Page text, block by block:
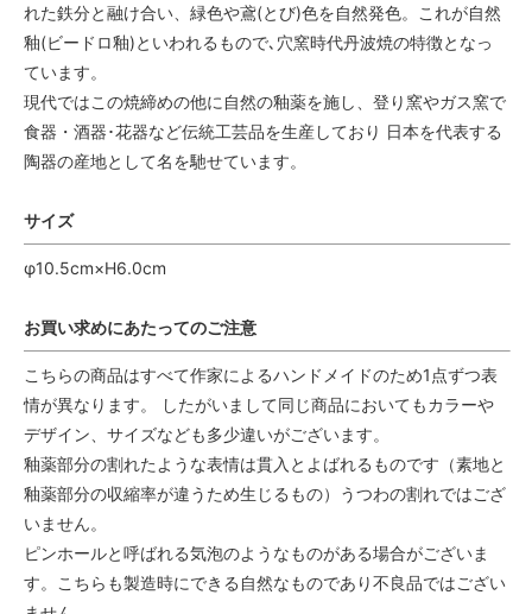
れた鉄分と融け合い、緑色や鳶(とび)色を自然発色。これが自然
釉(ビードロ釉)といわれるもので､穴窯時代丹波焼の特徴となっ
ています。
現代ではこの焼締めの他に自然の釉薬を施し、登り窯やガス窯で
食器・酒器･花器など伝統工芸品を生産しており 日本を代表する
陶器の産地として名を馳せています。
サイズ
φ10.5cm×H6.0cm
お買い求めにあたってのご注意
こちらの商品はすべて作家によるハンドメイドのため1点ずつ表
情が異なります。 したがいまして同じ商品においてもカラーや
デザイン、サイズなども多少違いがございます。
釉薬部分の割れたような表情は貫入とよばれるものです（素地と
釉薬部分の収縮率が違うため生じるもの）うつわの割れではござ
いません。
ピンホールと呼ばれる気泡のようなものがある場合がございま
す。こちらも製造時にできる自然なものであり不良品ではござい